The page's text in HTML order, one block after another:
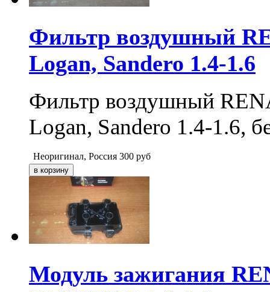
Фильтр воздушный
Logan, Sandero 1.4-1.6
Фильтр воздушный
Logan, Sandero 1.4-1.6,
Неоригинал, Россия 300 руб
Модуль зажигания